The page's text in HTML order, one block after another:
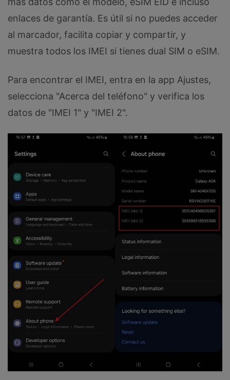
enlaces de garantía. Es útil si no puedes acceder
al marcador, facilita copiar y compartir, y
muestra todos los IMEI si tienes dual SIM o eSIM.
Para encontrar el IMEI, entra en la app Ajustes,
selecciona "Acerca del teléfono" y verifica los
datos de "IMEI 1" y "IMEI 2".